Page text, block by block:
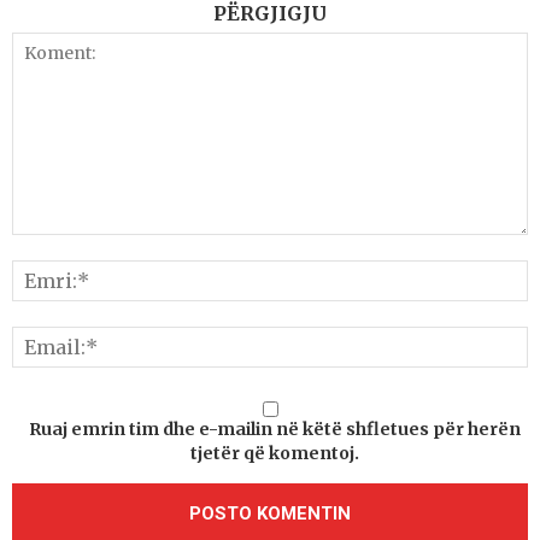
PËRGJIGJU
Ruaj emrin tim dhe e-mailin në këtë shfletues për herën
tjetër që komentoj.